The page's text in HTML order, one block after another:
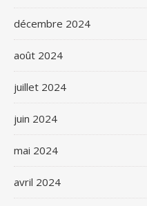
décembre 2024
août 2024
juillet 2024
juin 2024
mai 2024
avril 2024